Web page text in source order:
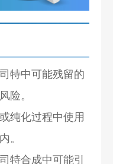
特中可能残留的
险。
纯化过程中使用
。
特合成中可能引